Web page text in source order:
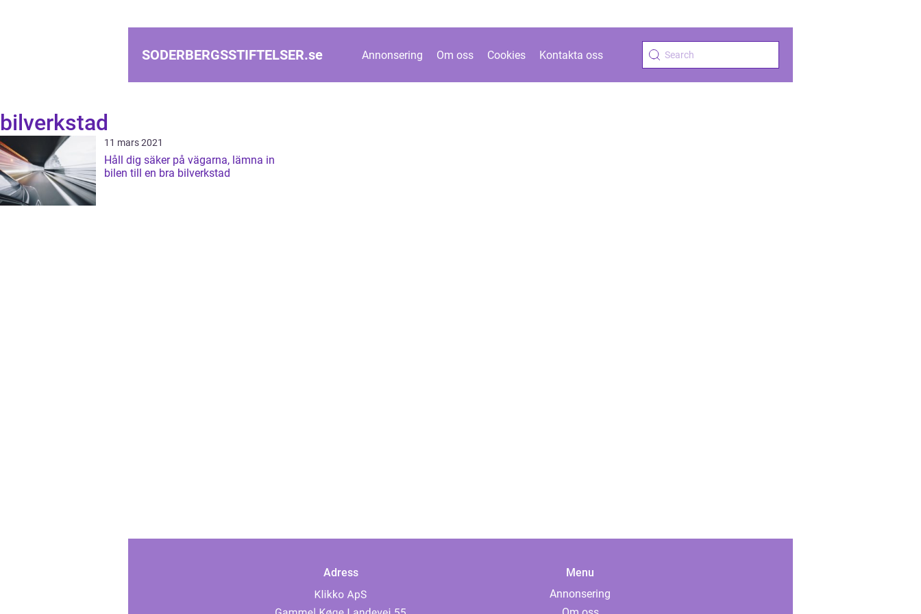
SODERBERGSSTIFTELSER.se Annonsering Om oss Cookies Kontakta oss
bilverkstad
11 mars 2021
Håll dig säker på vägarna, lämna in
bilen till en bra bilverkstad
Adress
Menu
Annonsering